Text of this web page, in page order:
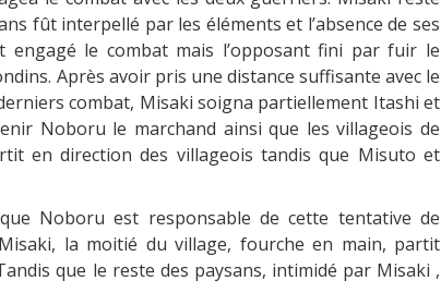
fût interpellé par les éléments et l’absence de ses
le combat mais l’opposant fini par fuir le
Après avoir pris une distance suffisante avec le
combat, Misaki soigna partiellement Itashi et
Noboru le marchand ainsi que les villageois de
en direction des villageois tandis que Misuto et
Noboru est responsable de cette tentative de
la moitié du village, fourche en main, partit
que le reste des paysans, intimidé par Misaki ,